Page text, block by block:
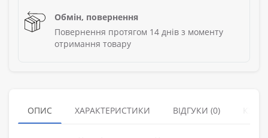
Обмін, повернення
Повернення протягом 14 днів з моменту
отримання товару
ОПИС ХАРАКТЕРИСТИКИ ВІДГУКИ (0)